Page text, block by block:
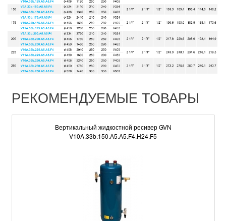
РЕКОМЕНДУЕМЫЕ ТОВАРЫ
Вертикальный жидкостной ресивер GVN
V10A.33b.150.A5.A5.F4.H24.F5